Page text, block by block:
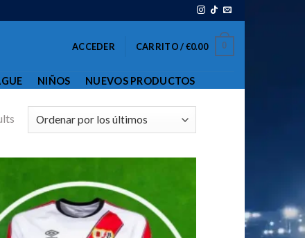
ACCEDER CARRITO /€0.00 0
NIÑOS NUEVOS PRODUCTOS